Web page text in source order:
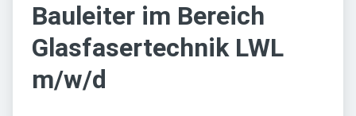
Bauleiter im Bereich
Glasfasertechnik LWL
m/w/d